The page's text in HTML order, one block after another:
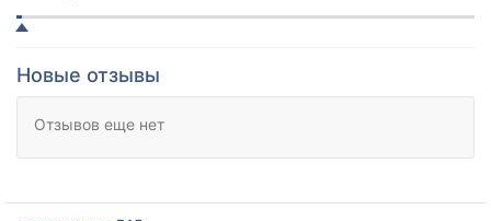
Новые отзывы
Отзывов еще нет